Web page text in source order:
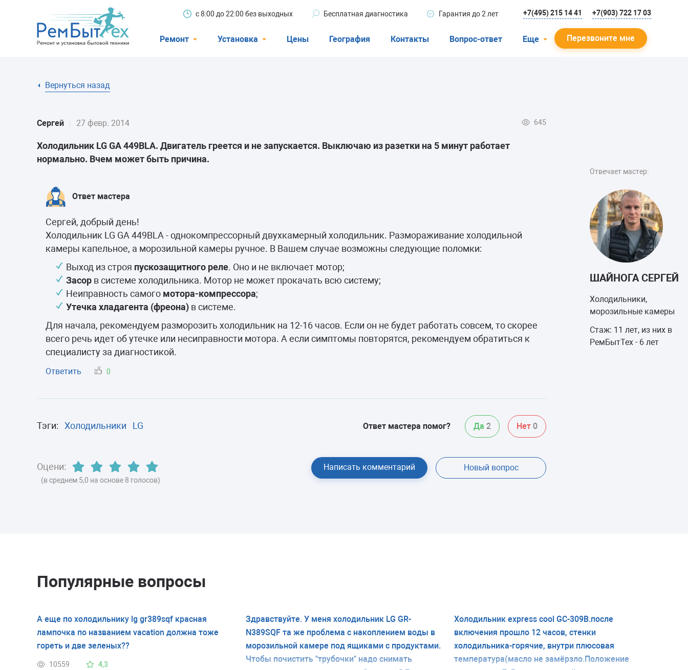
с 8:00 до 22:00 без выходных Бесплатная диагностика Гарантия до 2 лет +7(495) 215 14 41 +7(903) 722 17 03
Ремонт
Кондиционеры
Морозильные камеры
Сушильные машины
Установка Цены География Контакты Вопрос-ответ Еще
Мастера
Перезвоните мне
Вернуться назад
Сергей 27 февр. 2014 645
Холодильник LG GA 449BLA. Двигатель греется и не запускается. Выключаю из разетки на 5 минут работает
нормально. Вчем может быть причина.
Отвечает мастер:
ШАЙНОГА СЕРГЕЙ
Холодильники,
морозильные камеры
Стаж: 11 лет, из них в
РемБытТех - 6 лет
Ответ мастера
Сергей, добрый день!
Холодильник LG GA 449BLA - однокомпрессорный двухкамерный холодильник. Размораживание холодильной
камеры капельное, а морозильной камеры ручное. В Вашем случае возможны следующие поломки:
Выход из строя пускозащитного реле. Оно и не включает мотор;
Засор в системе холодильника. Мотор не может прокачать всю систему;
Неиправность самого мотора-компрессора;
Утечка хладагента (фреона) в системе.
Для начала, рекомендуем разморозить холодильник на 12-16 часов. Если он не будет работать совсем, то скорее
всего речь идет об утечке или несиправности мотора. А если симптомы повторятся, рекомендуем обратиться к
специалисту за диагностикой.
Ответить 0
Тэги: Холодильники LG Ответ мастера помог? Да 2 Нет 0
Оцени:
(в среднем 5,0 на основе 8 голосов)
Написать комментарий Новый вопрос
Популярные вопросы
А еще по холодильнику lg gr389sqf красная
лампочка по названием vacation должна тоже
гореть и две зеленых??
10559 4,3
Здравствуйте. У меня холодильник LG GR-
N389SQF та же проблема с накоплением воды в
морозильной камере под ящиками с продуктами.
Чтобы почистить "трубочки" надо снимать
Холодильник express cool GC-309B.после
включения прошло 12 часов, стенки
холодильника-горячие, внутри плюсовая
температура(масло не замёрзло.Положение